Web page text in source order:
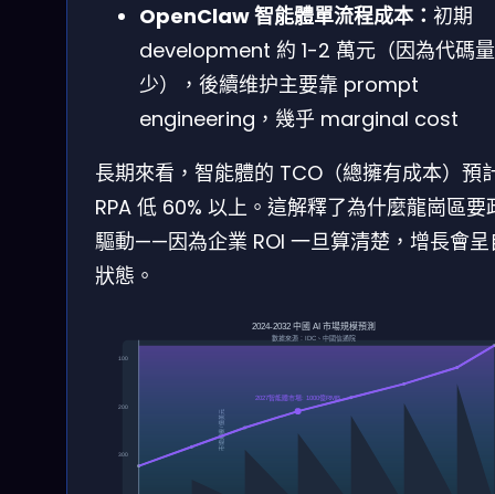
OpenClaw 智能體單流程成本： 初期
development 約 1-2 萬元（因為代碼量
少），後續维护主要靠 prompt
engineering，幾乎 marginal cost
長期來看，智能體的 TCO（總擁有成本）預
RPA 低 60% 以上。這解釋了為什麼龍崗區要
驅動——因為企業 ROI 一旦算清楚，增長會呈
狀態。
2024-2032 中國 AI 市場規模預測
數據來源：IDC、中國信通院
300
200
100
市場規模 / 億美元
2027智能體市場: 1000億RMB